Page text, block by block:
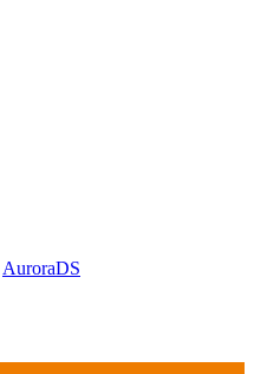
AuroraDS